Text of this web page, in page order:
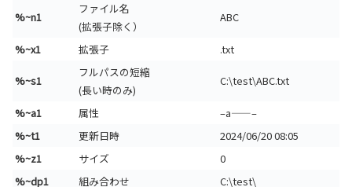
%~n1
ファイル名
(拡張子除く）
ABC
%~x1 拡張子 .txt
%~s1
フルパスの短縮
(長い時のみ)
C:\test\ABC.txt
%~a1 属性
–a——–
%~t1
更新日時
2024/06/20 08:05
%~z1
サイズ
0
%~dp1
組み合わせ
C:\test\